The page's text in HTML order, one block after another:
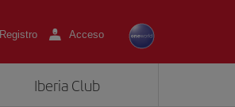
Registro Acceso
Iberia Club